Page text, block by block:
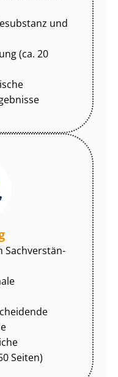
und
(ca. 20
Sach­ver­stän­
Seiten)